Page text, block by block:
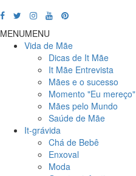
MENUMENU
Vida de Mãe
Dicas de It Mãe
It Mãe Entrevista
Mães e o sucesso
Momento "Eu mereço"
Mães pelo Mundo
Saúde de Mãe
It-grávida
Chá de Bebê
Enxoval
Moda